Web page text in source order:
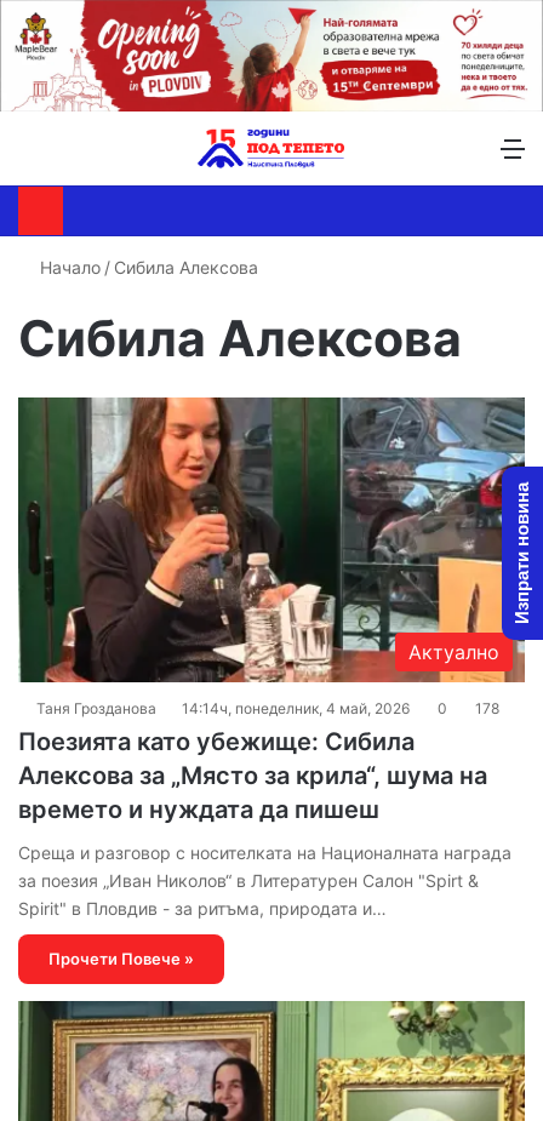
Начало / Сибила Алексова
Сибила Алексова
Актуално
Таня Грозданова 14:14ч, понеделник, 4 май, 2026 0 178
Поезията като убежище: Сибила
Алексова за „Място за крила“, шума на
времето и нуждата да пишеш
Среща и разговор с носителката на Националната награда
за поезия „Иван Николов“ в Литературен Салон "Spirt &
Spirit" в Пловдив - за ритъма, природата и…
Прочети Повече »
Изпрати новина